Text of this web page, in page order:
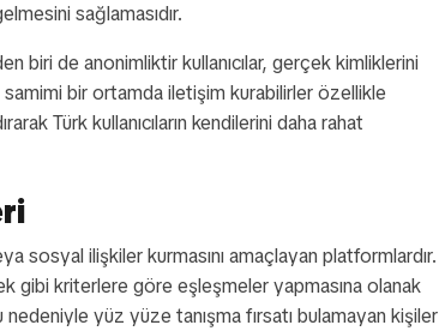
sağlamasıdır.
biri de anonimliktir kullanıcılar, gerçek kimliklerini
bir ortamda iletişim kurabilirler özellikle
Türk kullanıcıların kendilerini daha rahat
sosyal ilişkiler kurmasını amaçlayan platformlardır.
gibi kriterlere göre eşleşmeler yapmasına olanak
yüz yüze tanışma fırsatı bulamayan kişiler